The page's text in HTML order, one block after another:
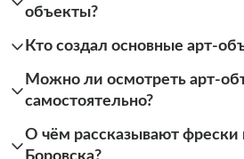
объекты?
Кто создал основные арт-
Можно ли осмотреть арт-
самостоятельно?
О чём рассказывают фрески
Боровска?